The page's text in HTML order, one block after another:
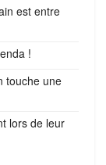
est entre
!
touche une
lors de leur